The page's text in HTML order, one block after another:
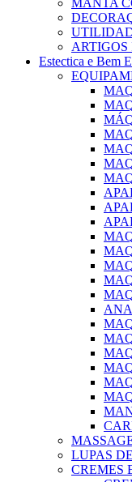
MANTA
Estectica e Bem
LUPAS
CREMES